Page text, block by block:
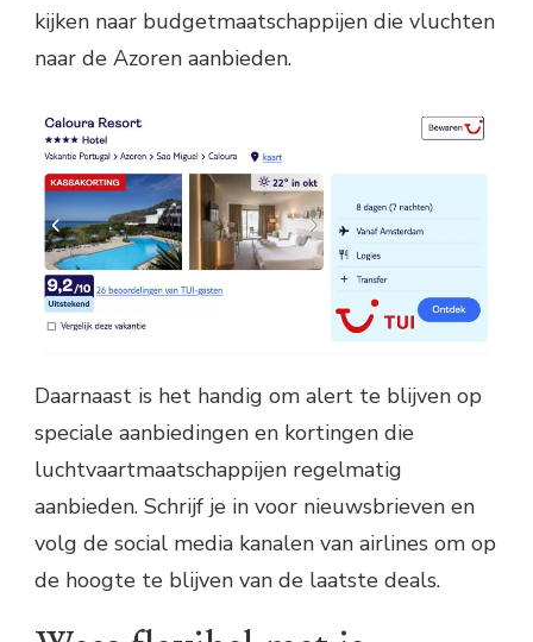
kijken naar budgetmaatschappijen die vluchten
naar de Azoren aanbieden.
Daarnaast is het handig om alert te blijven op
speciale aanbiedingen en kortingen die
luchtvaartmaatschappijen regelmatig
aanbieden. Schrijf je in voor nieuwsbrieven en
volg de social media kanalen van airlines om op
de hoogte te blijven van de laatste deals.